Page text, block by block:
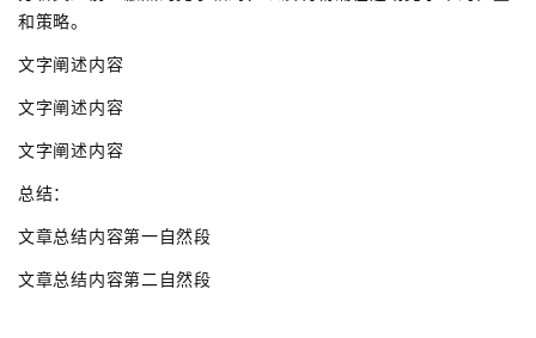
和策略。
文字阐述内容
文字阐述内容
文字阐述内容
总结：
文章总结内容第一自然段
文章总结内容第二自然段